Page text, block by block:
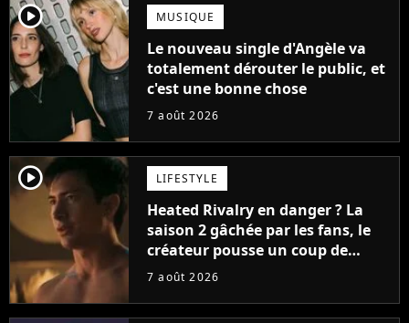
player2 MUSIQUE
Le nouveau single d'Angèle va
totalement dérouter le public, et
c'est une bonne chose
7 août 2026
player2 LIFESTYLE
Heated Rivalry en danger ? La
saison 2 gâchée par les fans, le
créateur pousse un coup de
gueule
7 août 2026